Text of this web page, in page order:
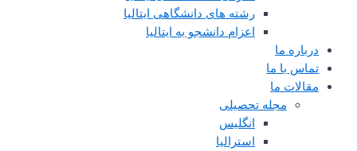
رشته های دانشگاهی ایتالیا
اعزام دانشجو به ایتالیا
درباره ما
تماس با ما
مقالات ما
مجله تحصیلی
انگلیس
استرالیا